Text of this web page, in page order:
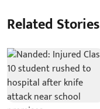
Related Stories